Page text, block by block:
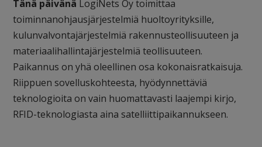
Tänä päivänä LogiNets Oy toimittaa
toiminnanohjausjärjestelmiä huoltoyrityksille,
kulunvalvontajärjestelmiä rakennusteollisuuteen ja
materiaalihallintajärjestelmiä teollisuuteen.
Paikannus on yhä oleellinen osa kokonaisratkaisuja.
Riippuen sovelluskohteesta, hyödynnettäviä
teknologioita on vain huomattavasti laajempi kirjo,
RFID-teknologiasta aina satelliittipaikannukseen.